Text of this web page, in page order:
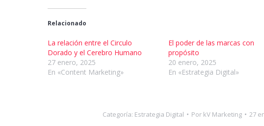
Relacionado
La relación entre el Circulo
Dorado y el Cerebro Humano
27 enero, 2025
En «Content Marketing»
El poder de las marcas con
propósito
20 enero, 2025
En «Estrategia Digital»
Categoría: Estrategia Digital Por kV Marketing 27